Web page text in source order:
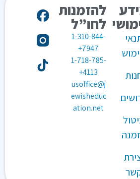
להזמנות
לחו”ל
1-310-844-
7947+
1-718-785-
4113+
usoffice@j
ewisheduc
ation.net